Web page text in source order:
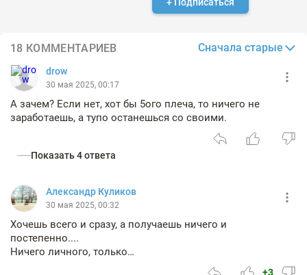
18 КОММЕНТАРИЕВ Сначала старые
drow
30 мая 2025, 00:17
А зачем? Если нет, хот бы 5ого плеча, то ничего не
заработаешь, а тупо останешься со своими.
Показать 4 ответа
Александр Куликов
30 мая 2025, 00:32
Хочешь всего и сразу, а получаешь ничего и
постепенно....
Ничего личного, только…
+3